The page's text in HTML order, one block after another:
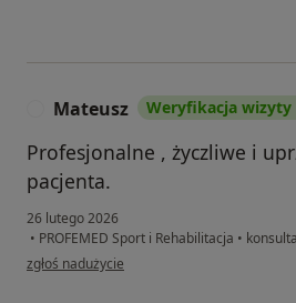
Mateusz Weryfikacja wizyty
Profesjonalne , życzliwe i
pacjenta.
26 lutego 2026
• PROFEMED Sport i Rehabilitacja •
w opinii użytkownika Mateusz
zgłoś nadużycie